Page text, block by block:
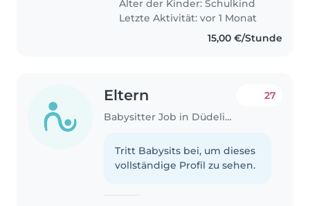
Alter der Kinder:Schulkind
Letzte Aktivität: vor 1 Monat
15,00 €/Stunde
Eltern
Babysitter Job in Düdelingen
27
Tritt Babysits bei, um dieses
vollständige Profil zu sehen.